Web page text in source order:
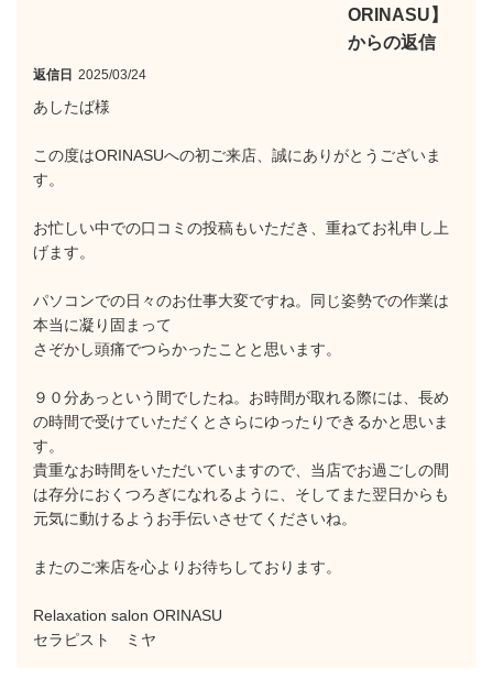
ORINASU】
からの返信
返信日 2025/03/24
あしたば様
この度はORINASUへの初ご来店、誠にありがとうございま
す。
お忙しい中での口コミの投稿もいただき、重ねてお礼申し上
げます。
パソコンでの日々のお仕事大変ですね。同じ姿勢での作業は
本当に凝り固まって
さぞかし頭痛でつらかったことと思います。
９０分あっという間でしたね。お時間が取れる際には、長め
の時間で受けていただくとさらにゆったりできるかと思いま
す。
貴重なお時間をいただいていますので、当店でお過ごしの間
は存分におくつろぎになれるように、そしてまた翌日からも
元気に動けるようお手伝いさせてくださいね。
またのご来店を心よりお待ちしております。
Relaxation salon ORINASU
セラピスト ミヤ